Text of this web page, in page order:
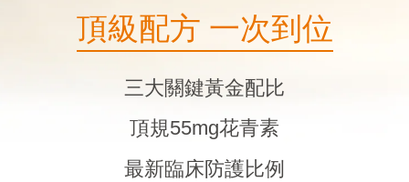
頂級配方 一次到位
三大關鍵黃金配比
頂規55mg花青素
最新臨床防護比例